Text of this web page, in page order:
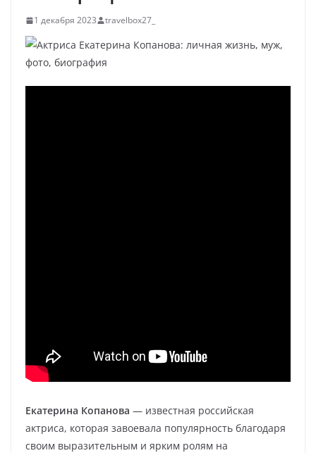
1 декабря 2023 travelbox27_
Екатерина Копанова — известная российская
актриса, которая завоевала популярность благодаря
своим выразительным и ярким ролям на